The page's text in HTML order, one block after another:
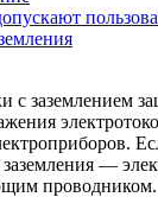
с заземлением
―
проводником.